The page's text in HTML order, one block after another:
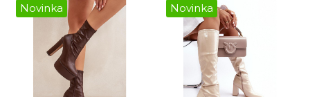
Novinka Novinka